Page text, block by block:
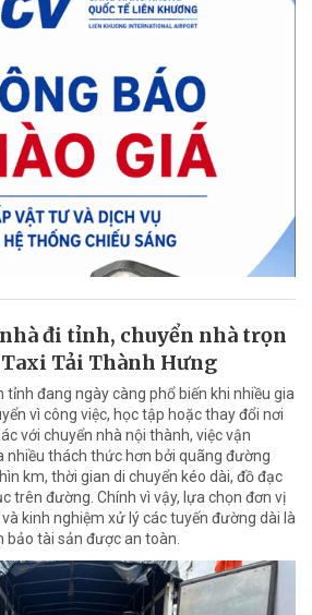
đi tỉnh, chuyển nhà trọn
Tải Thành Hưng
tỉnh đang ngày càng phổ biến khi nhiều gia
vì công việc, học tập hoặc thay đổi nơi
với chuyển nhà nội thành, việc vận
nhiều thách thức hơn bởi quãng đường
km, thời gian di chuyển kéo dài, đồ đạc
trên đường. Chính vì vậy, lựa chọn đơn vị
kinh nghiệm xử lý các tuyến đường dài là
tài sản được an toàn.